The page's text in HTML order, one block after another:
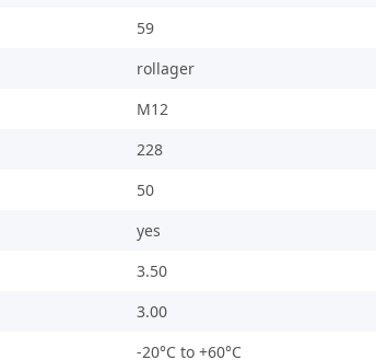
59
rollager
M12
228
50
yes
3.50
3.00
-20°C to +60°C